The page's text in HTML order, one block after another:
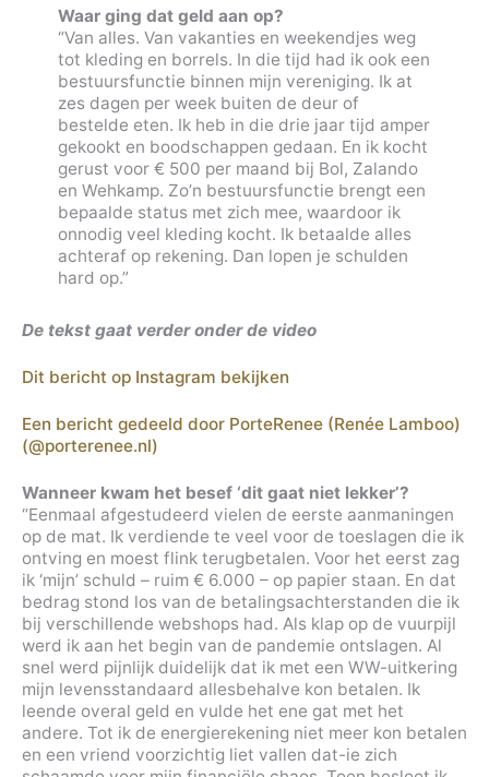
Waar ging dat geld aan op?
“Van alles. Van vakanties en weekendjes weg
tot kleding en borrels. In die tijd had ik ook een
bestuursfunctie binnen mijn vereniging. Ik at
zes dagen per week buiten de deur of
bestelde eten. Ik heb in die drie jaar tijd amper
gekookt en boodschappen gedaan. En ik kocht
gerust voor € 500 per maand bij Bol, Zalando
en Wehkamp. Zo’n bestuursfunctie brengt een
bepaalde status met zich mee, waardoor ik
onnodig veel kleding kocht. Ik betaalde alles
achteraf op rekening. Dan lopen je schulden
hard op.”
De tekst gaat verder onder de video
Dit bericht op Instagram bekijken
Een bericht gedeeld door PorteRenee (Renée Lamboo)
(@porterenee.nl)
Wanneer kwam het besef ‘dit gaat niet lekker’?
“Eenmaal afgestudeerd vielen de eerste aanmaningen
op de mat. Ik verdiende te veel voor de toeslagen die ik
ontving en moest flink terugbetalen. Voor het eerst zag
ik ‘mijn’ schuld – ruim € 6.000 – op papier staan. En dat
bedrag stond los van de betalingsachterstanden die ik
bij verschillende webshops had. Als klap op de vuurpijl
werd ik aan het begin van de pandemie ontslagen. Al
snel werd pijnlijk duidelijk dat ik met een WW-uitkering
mijn levensstandaard allesbehalve kon betalen. Ik
leende overal geld en vulde het ene gat met het
andere. Tot ik de energierekening niet meer kon betalen
en een vriend voorzichtig liet vallen dat-ie zich